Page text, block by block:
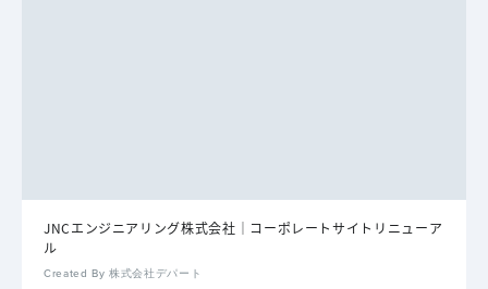
JNCエンジニアリング株式会社｜コーポレートサイトリニューア
ル
Created By 株式会社デパート